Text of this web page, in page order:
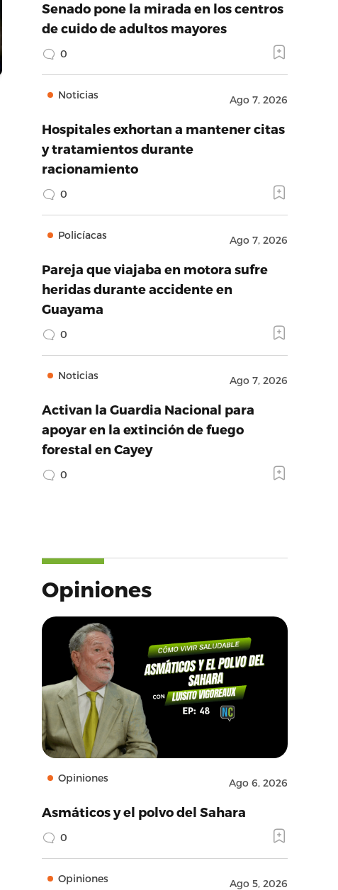
Senado pone la mirada en los centros
de cuido de adultos mayores
0
Noticias Ago 7, 2026
Hospitales exhortan a mantener citas
y tratamientos durante
racionamiento
0
Policíacas Ago 7, 2026
Pareja que viajaba en motora sufre
heridas durante accidente en
Guayama
0
Noticias Ago 7, 2026
Activan la Guardia Nacional para
apoyar en la extinción de fuego
forestal en Cayey
0
Opiniones
Opiniones Ago 6, 2026
Asmáticos y el polvo del Sahara
0
Opiniones Ago 5, 2026